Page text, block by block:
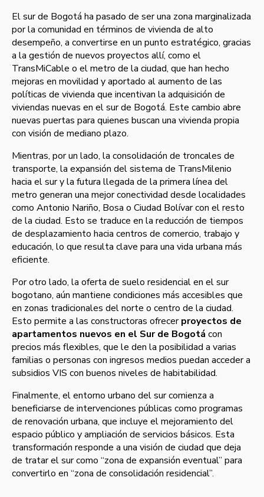
El sur de Bogotá ha pasado de ser una zona marginalizada
por la comunidad en términos de vivienda de alto
desempeño, a convertirse en un punto estratégico, gracias
a la gestión de nuevos proyectos allí, como el
TransMiCable o el metro de la ciudad, que han hecho
mejoras en movilidad y aportado al aumento de las
políticas de vivienda que incentivan la adquisición de
viviendas nuevas en el sur de Bogotá. Este cambio abre
nuevas puertas para quienes buscan una vivienda propia
con visión de mediano plazo.
Mientras, por un lado, la consolidación de troncales de
transporte, la expansión del sistema de TransMilenio
hacia el sur y la futura llegada de la primera línea del
metro generan una mejor conectividad desde localidades
como Antonio Nariño, Bosa o Ciudad Bolívar con el resto
de la ciudad. Esto se traduce en la reducción de tiempos
de desplazamiento hacia centros de comercio, trabajo y
educación, lo que resulta clave para una vida urbana más
eficiente.
Por otro lado, la oferta de suelo residencial en el sur
bogotano, aún mantiene condiciones más accesibles que
en zonas tradicionales del norte o centro de la ciudad.
Esto permite a las constructoras ofrecerproyectos de
apartamentos nuevos en el Sur de Bogotá con
precios más flexibles, que le den la posibilidad a varias
familias o personas con ingresos medios puedan acceder a
subsidios VIS con buenos niveles de habitabilidad.
Finalmente, el entorno urbano del sur comienza a
beneficiarse de intervenciones públicas como programas
de renovación urbana, que incluye el mejoramiento del
espacio público y ampliación de servicios básicos. Esta
transformación responde a una visión de ciudad que deja
de tratar el sur como “zona de expansión eventual” para
convertirlo en “zona de consolidación residencial”.